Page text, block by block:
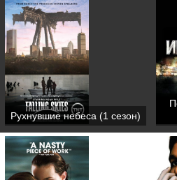
Рухнувшие небеса (1 сезон)